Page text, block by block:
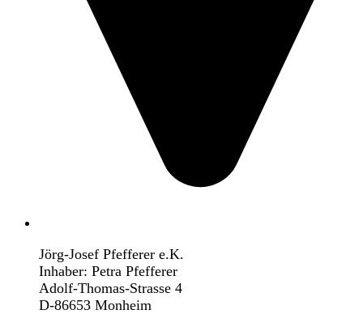
Jörg-Josef Pfefferer e.K.
Inhaber: Petra Pfefferer
Adolf-Thomas-Strasse 4
D-86653 Monheim